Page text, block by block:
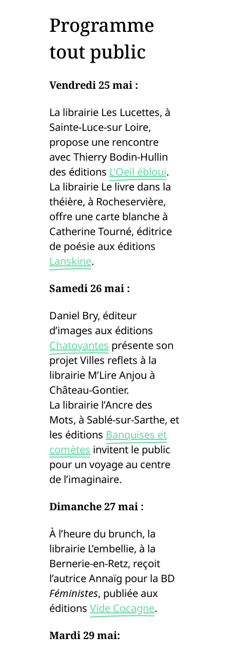
Programme
tout public
Vendredi 25 mai :
La librairie Les Lucettes, à
Sainte-Luce-sur Loire,
propose une rencontre
avec Thierry Bodin-Hullin
des éditions L’Oeil ébloui.
La librairie Le livre dans la
théière, à Rocheservière,
offre une carte blanche à
Catherine Tourné, éditrice
de poésie aux éditions
Lanskine.
Samedi 26 mai :
Daniel Bry, éditeur
d’images aux éditions
Chatoyantes présente son
projet Villes reflets à la
librairie M’Lire Anjou à
Château-Gontier.
La librairie l’Ancre des
Mots, à Sablé-sur-Sarthe, et
les éditions Banquises et
comètes invitent le public
pour un voyage au centre
de l’imaginaire.
Dimanche 27 mai :
À l’heure du brunch, la
librairie L’embellie, à la
Bernerie-en-Retz, reçoit
l’autrice Annaïg pour la BD
Féministes, publiée aux
éditions Vide Cocagne.
Mardi 29 mai: